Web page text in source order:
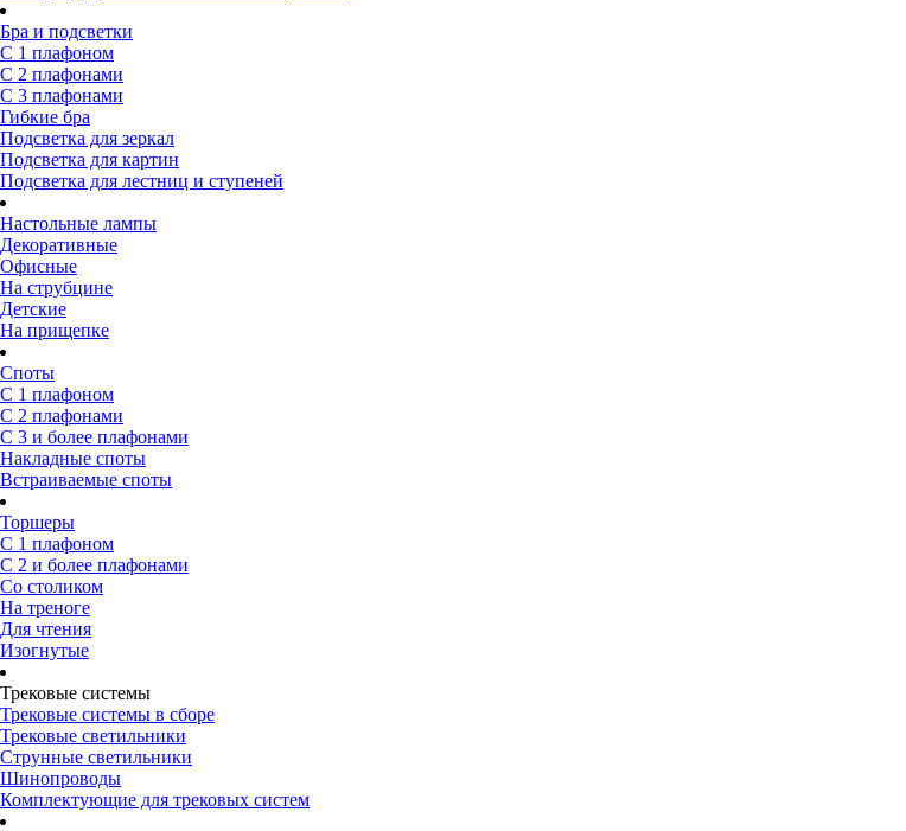
Бра и подсветки
С 1 плафоном
С 2 плафонами
С 3 плафонами
Гибкие бра
Подсветка для зеркал
Подсветка для картин
Подсветка для лестниц и ступеней
Настольные лампы
Декоративные
Офисные
На струбцине
Детские
На прищепке
Споты
С 1 плафоном
С 2 плафонами
С 3 и более плафонами
Накладные споты
Встраиваемые споты
Торшеры
С 1 плафоном
С 2 и более плафонами
Со столиком
На треноге
Для чтения
Изогнутые
Трековые системы
Трековые системы в сборе
Трековые светильники
Струнные светильники
Шинопроводы
Комплектующие для трековых систем